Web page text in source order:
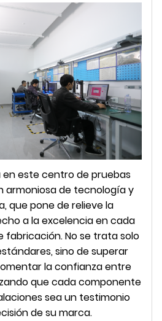
en este centro de pruebas
armoniosa de tecnología y
que pone de relieve la
a la excelencia en cada
fabricación. No se trata solo
sino de superar
la confianza entre
que cada componente
sea un testimonio
de su marca.